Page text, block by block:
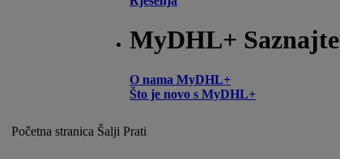
MyDHL+ Saznajte
O nama MyDHL+
Što je novo s MyDHL+
Početna stranica Šalji Prati